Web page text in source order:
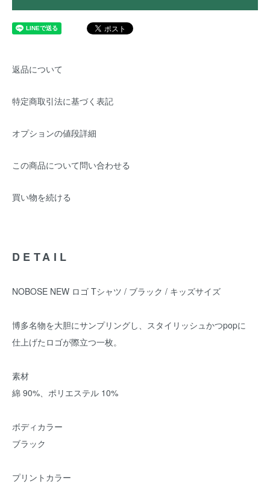
返品について
特定商取引法に基づく表記
オプションの値段詳細
この商品について問い合わせる
買い物を続ける
DETAIL
NOBOSE NEW ロゴ Tシャツ / ブラック / キッズサイズ
博多名物を大胆にサンプリングし、スタイリッシュかつpopに
仕上げたロゴが際立つ一枚。
素材
綿 90%、ポリエステル 10%
ボディカラー
ブラック
プリントカラー